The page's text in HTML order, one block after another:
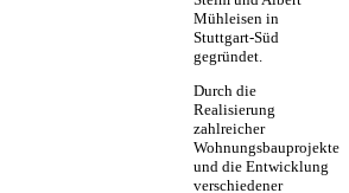
Mühleisen in
Stuttgart-Süd
gegründet.
Durch die
Realisierung
zahlreicher
Wohnungsbauprojekte
und die Entwicklung
verschiedener